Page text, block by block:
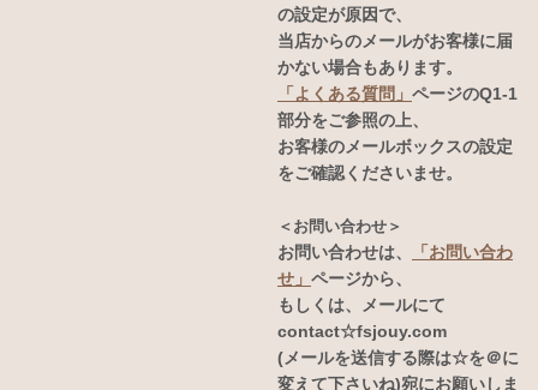
の設定が原因で、
当店からのメールがお客様に届
かない場合もあります。
「よくある質問」 ページのQ1-1
部分をご参照の上、
お客様のメールボックスの設定
をご確認くださいませ。
＜お問い合わせ＞
お問い合わせは、
「お問い合わ
せ」 ページから、
もしくは、メールにて
contact☆fsjouy.com
(メールを送信する際は☆を＠に
変えて下さいね)宛にお願いしま